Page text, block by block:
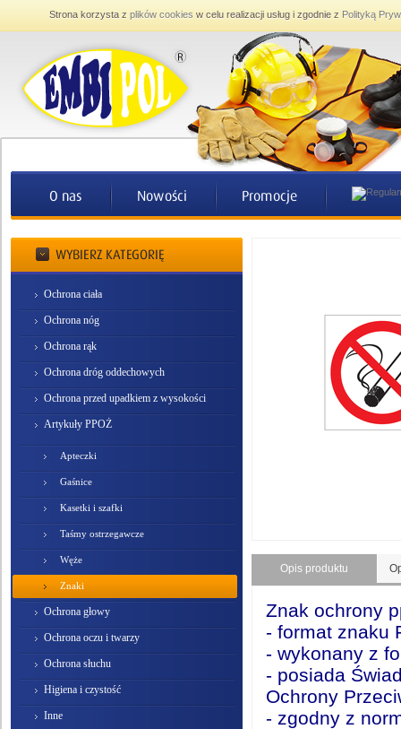
Strona korzysta z plików cookies w celu realizacji usług i zgodnie z Polityką
Ochrona ciała
Ochrona nóg
Ochrona rąk
Ochrona dróg oddechowych
Ochrona przed upadkiem z wysokości
Artykuły PPOŻ
Apteczki
Gaśnice
Kasetki i szafki
Taśmy ostrzegawcze
Węże
Znaki
Ochrona głowy
Ochrona oczu i twarzy
Ochrona słuchu
Higiena i czystość
Inne
Opis produktu
Znak ochrony
- format znaku
- wykonany z
- posiada
Ochrony
- zgodny z